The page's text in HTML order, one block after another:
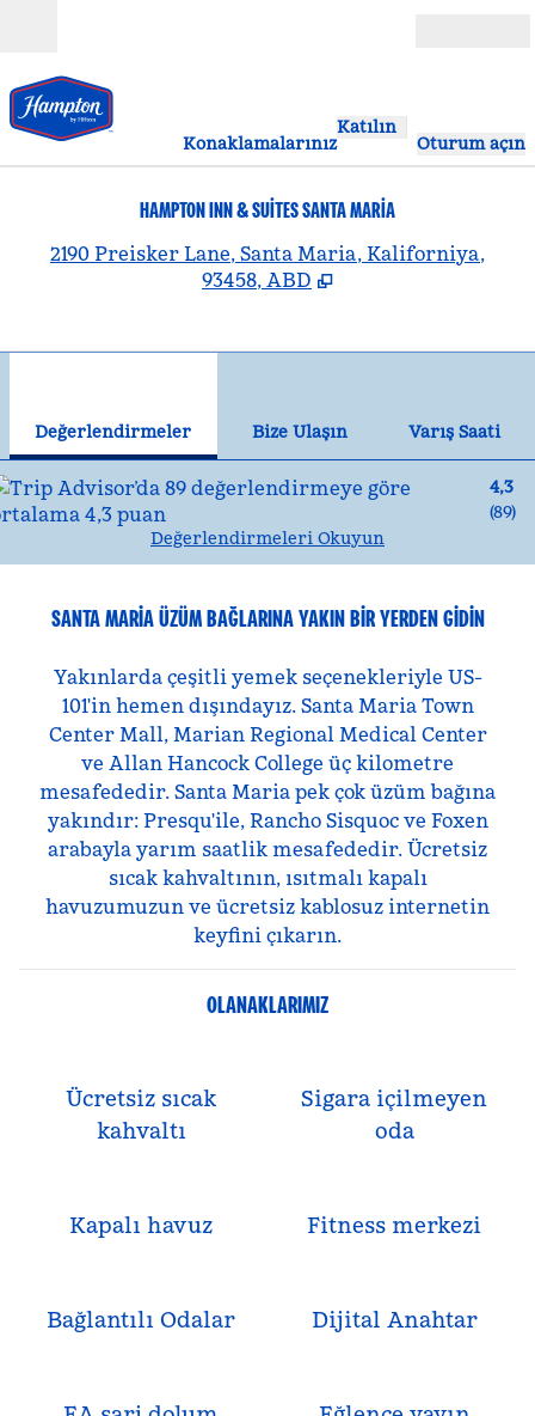
Konaklamalarınız
Katılın
Oturum açın
HAMPTON INN & SUITES SANTA MARIA
2190 Preisker Lane, Santa Maria, Kaliforniya,
93458, ABD
Değerlendirmeler Bize Ulaşın
Varış Saati
4,3
(89)
Değerlendirmeleri Okuyun
SANTA MARIA ÜZÜM BAĞLARINA YAKIN BIR YERDEN GIDIN
Yakınlarda çeşitli yemek seçenekleriyle US-
101'in hemen dışındayız. Santa Maria Town
Center Mall, Marian Regional Medical Center
ve Allan Hancock College üç kilometre
mesafededir. Santa Maria pek çok üzüm bağına
yakındır: Presqu'ile, Rancho Sisquoc ve Foxen
arabayla yarım saatlik mesafededir. Ücretsiz
sıcak kahvaltının, ısıtmalı kapalı
havuzumuzun ve ücretsiz kablosuz internetin
keyfini çıkarın.
OLANAKLARIMIZ
Ücretsiz sıcak
kahvaltı
Sigara içilmeyen
oda
Kapalı havuz Fitness merkezi
Bağlantılı Odalar Dijital Anahtar